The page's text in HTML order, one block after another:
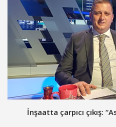
İnşaatta çarpıcı çıkış: